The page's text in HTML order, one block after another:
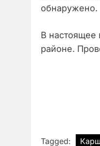
обнаружено.
В настоящее
районе.
Tagged: